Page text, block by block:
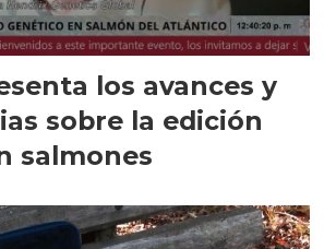
los avances y
sobre la edición
salmones